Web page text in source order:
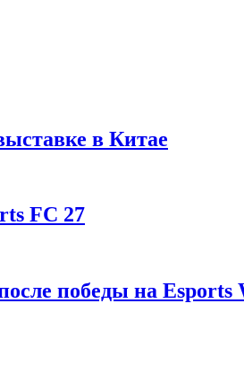
в Китае
FC 27
победы на Esports